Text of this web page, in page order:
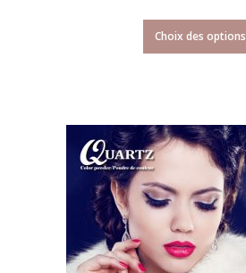
Choix des options